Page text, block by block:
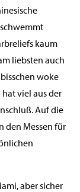
kaum
liebsten auch
woke
viel aus der
Auf die
den Messen für
aber sicher